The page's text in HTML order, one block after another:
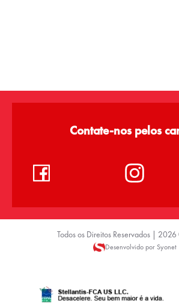
Contate-nos pelos
Todos os Direitos Reservados | 2026
Desenvolvido por Syonet